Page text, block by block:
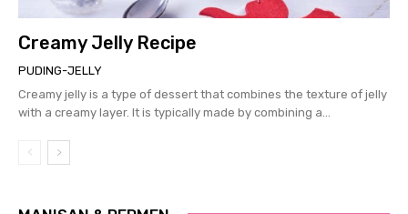
Creamy Jelly Recipe
PUDING-JELLY
Creamy jelly is a type of dessert that combines the texture of jelly
with a creamy layer. It is typically made by combining a...